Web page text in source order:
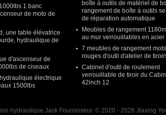
1 banc
de moto de
une table élévatrice
hydraulique de
d'ascenseur de
de ciseaux
électrique
1500lbs
boîte à outils de matériel de
rangement de boîte à outils
de réparation automatique
Meubles de rangement
au mur verrouillables en acier
7 meubles de rangement
rouges d'outil d'atelier de
Cabinet d'outil de roulement
verrouillable de tiroir du
42inch 12
hydraulique Jack Fournisseur. © 2020 - 2026 Jiaxing